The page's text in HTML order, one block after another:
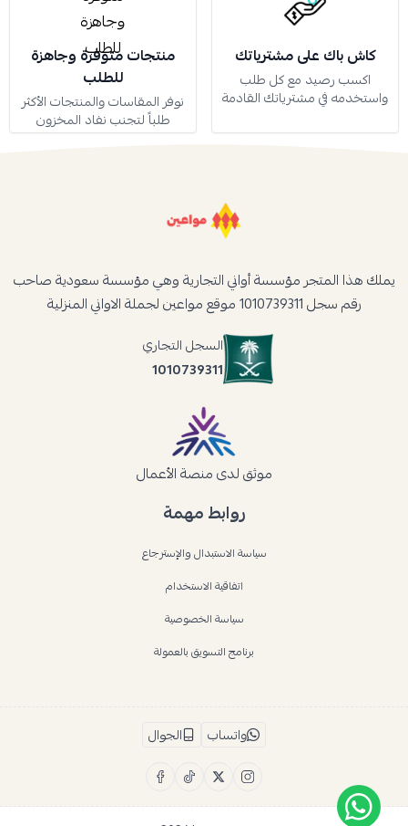
كاش باك على مشترياتك
اكسب رصيد مع كل طلب
واستخدمه في مشترياتك القادمة
منتجات متوفرة وجاهزة
للطلب
نوفر المقاسات والمنتجات الأكثر
طلباً لتجنب نفاد المخزون
روابط مهمة
سياسة الاستبدال والإسترجاع
اتفاقية الاستخدام
سياسة الخصوصية
برنامج التسويق بالعمولة
يملك هذا المتجر مؤسسة أواني التجارية وهي مؤسسة سعودية صاحب
رقم سجل 1010739311 موقع مواعين لجملة الاواني المنزلية
السجل التجاري
1010739311
موثق لدى منصة الأعمال
واتساب الجوال